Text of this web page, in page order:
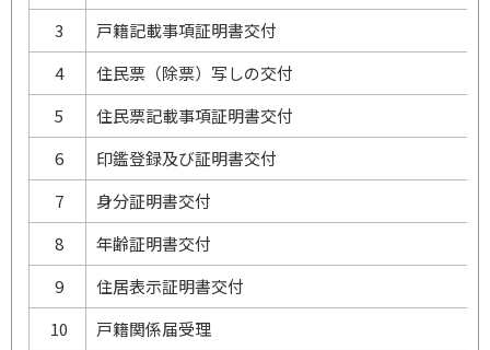
3
戸籍記載事項証明書交付
4
住民票（除票）写しの交付
5
住民票記載事項証明書交付
6
印鑑登録及び証明書交付
7
身分証明書交付
8
年齢証明書交付
9
住居表示証明書交付
10
戸籍関係届受理